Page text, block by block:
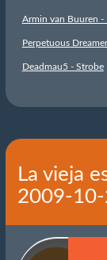
Armin van Buuren -
Perpetuous
Deadmau5 - Strobe
La vieja
2009-